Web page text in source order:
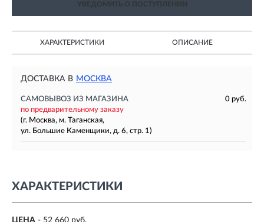
УВЕДОМИТЬ О ПОСТУПЛЕНИИ
ХАРАКТЕРИСТИКИ ОПИСАНИЕ
ДОСТАВКА В МОСКВА
САМОВЫВОЗ ИЗ МАГАЗИНА
0 руб.
по предварительному заказу
(г. Москва, м. Таганская,
ул. Большие Каменщики, д. 6, стр. 1)
ХАРАКТЕРИСТИКИ